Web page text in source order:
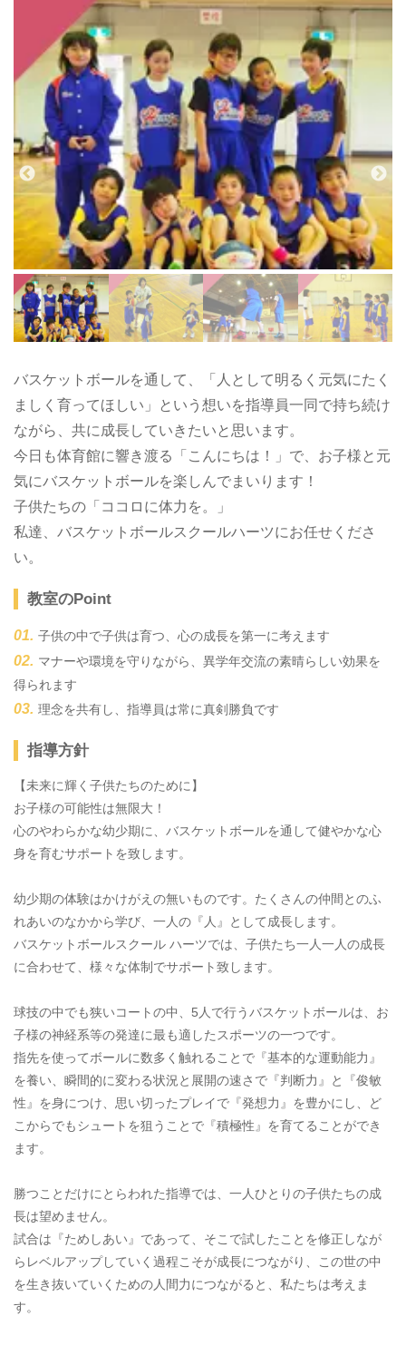
バスケットボールを通して、「人として明るく元気にたく
ましく育ってほしい」という想いを指導員一同で持ち続け
ながら、共に成長していきたいと思います。
今日も体育館に響き渡る「こんにちは！」で、お子様と元
気にバスケットボールを楽しんでまいります！
子供たちの「ココロに体力を。」
私達、バスケットボールスクールハーツにお任せくださ
い。
教室のPoint
子供の中で子供は育つ、心の成長を第一に考えます
マナーや環境を守りながら、異学年交流の素晴らしい効果を
得られます
理念を共有し、指導員は常に真剣勝負です
指導方針
【未来に輝く子供たちのために】
お子様の可能性は無限大！
心のやわらかな幼少期に、バスケットボールを通して健やかな心
身を育むサポートを致します。
幼少期の体験はかけがえの無いものです。たくさんの仲間とのふ
れあいのなかから学び、一人の『人』として成長します。
バスケットボールスクール ハーツでは、子供たち一人一人の成長
に合わせて、様々な体制でサポート致します。
球技の中でも狭いコートの中、5人で行うバスケットボールは、お
子様の神経系等の発達に最も適したスポーツの一つです。
指先を使ってボールに数多く触れることで『基本的な運動能力』
を養い、瞬間的に変わる状況と展開の速さで『判断力』と『俊敏
性』を身につけ、思い切ったプレイで『発想力』を豊かにし、ど
こからでもシュートを狙うことで『積極性』を育てることができ
ます。
勝つことだけにとらわれた指導では、一人ひとりの子供たちの成
長は望めません。
試合は『ためしあい』であって、そこで試したことを修正しなが
らレベルアップしていく過程こそが成長につながり、この世の中
を生き抜いていくための人間力につながると、私たちは考えま
す。